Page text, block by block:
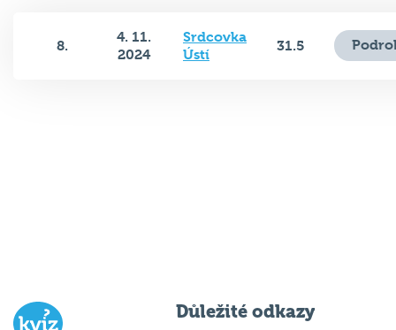
8.
4. 11.
2024
Srdcovka
Ústí
31.5
Důležité odkazy